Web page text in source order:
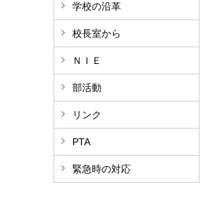
学校の沿革
校長室から
ＮＩＥ
部活動
リンク
PTA
緊急時の対応